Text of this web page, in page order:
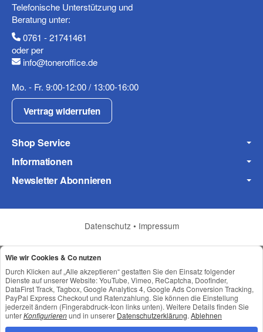
Mobiltelefon
Fax
Frage zum Artikel
Telefonische Unterstützung und
Beratung unter:
0761 - 21741461
oder per
info@toneroffice.de
Mo. - Fr. 9:00-12:00 / 13:00-16:00
Vertrag widerrufen
Shop Service
Informationen
Newsletter Abonnieren
Datenschutz • Impressum
Wie wir Cookies & Co nutzen
Durch Klicken auf „Alle akzeptieren“ gestatten Sie den Einsatz folgender
Dienste auf unserer Website: YouTube, Vimeo, ReCaptcha, Doofinder,
DataFirst Track, Tagbox, Google Analytics 4, Google Ads Conversion Tracking,
PayPal Express Checkout und Ratenzahlung. Sie können die Einstellung
jederzeit ändern (Fingerabdruck-Icon links unten). Weitere Details finden Sie
unterKonfigurierenund in unserer Datenschutzerklärung. Ablehnen